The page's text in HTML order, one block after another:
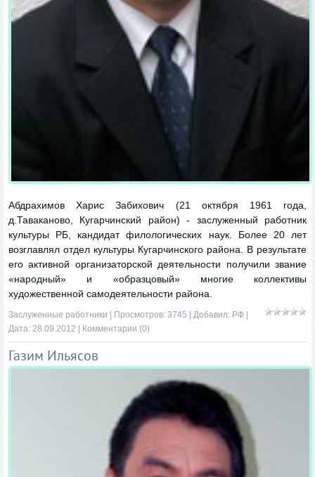
Абдрахимов Харис Забихович (21 октября 1961 года,
д.Таваканово, Кугарчинский район) - заслуженный работник
культуры РБ, кандидат филологических наук. Более 20 лет
возглавлял отдел культуры Кугарчинского района. В результате
его активной организаторской деятельности получили звание
«народный» и «образцовый» многие коллективы
художественной самодеятельности района.
Заслуженные работники | Просмотров: 3745 | Добавил: РФ |
Дата: 28.09.2012 | Комментарии (0)
Газим Ильясов